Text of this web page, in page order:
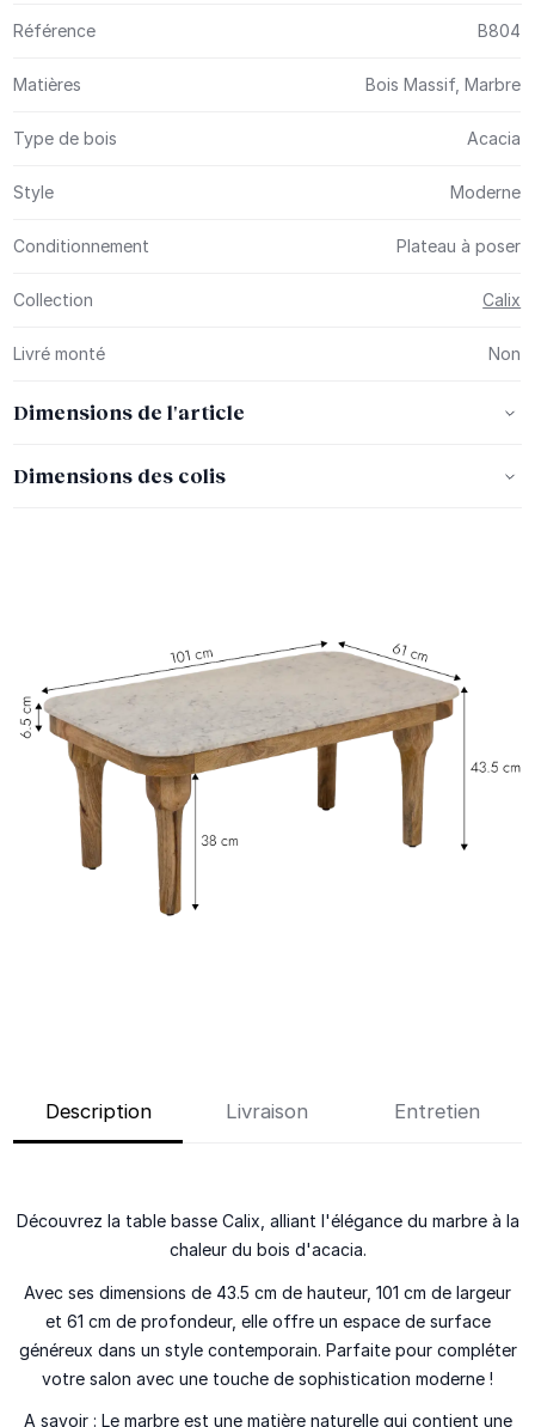
Référence B804
Matières Bois Massif, Marbre
Type de bois Acacia
Style Moderne
Conditionnement Plateau à poser
Collection Calix
Livré monté Non
Dimensions de l'article
Dimensions des colis
Description Livraison Entretien
Découvrez la table basse Calix, alliant l'élégance du marbre à la
chaleur du bois d'acacia.
Avec ses dimensions de 43.5 cm de hauteur, 101 cm de largeur
et 61 cm de profondeur, elle offre un espace de surface
généreux dans un style contemporain. Parfaite pour compléter
votre salon avec une touche de sophistication moderne !
A savoir : Le marbre est une matière naturelle qui contient une